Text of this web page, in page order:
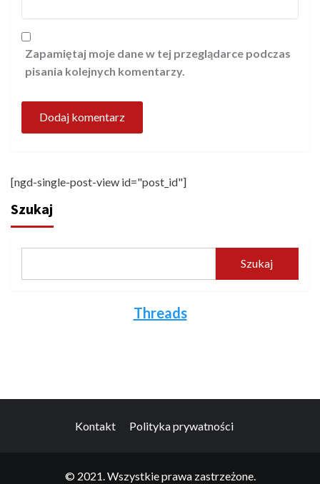
Zapamiętaj moje dane w tej przeglądarce podczas
pisania kolejnych komentarzy.
[ngd-single-post-view id="post_id"]
Szukaj
Szukaj
Threads
Kontakt Polityka prywatności
© 2021. Wszystkie prawa zastrzeżone.